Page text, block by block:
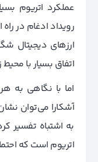
عملکرد اتریوم
رویداد ادغام در
ارزهای دیجیتال
اتفاق بسیار با
اما با نگاهی به
آشکارا می‌توان
به اشتباه تفسیر
اتریوم است که